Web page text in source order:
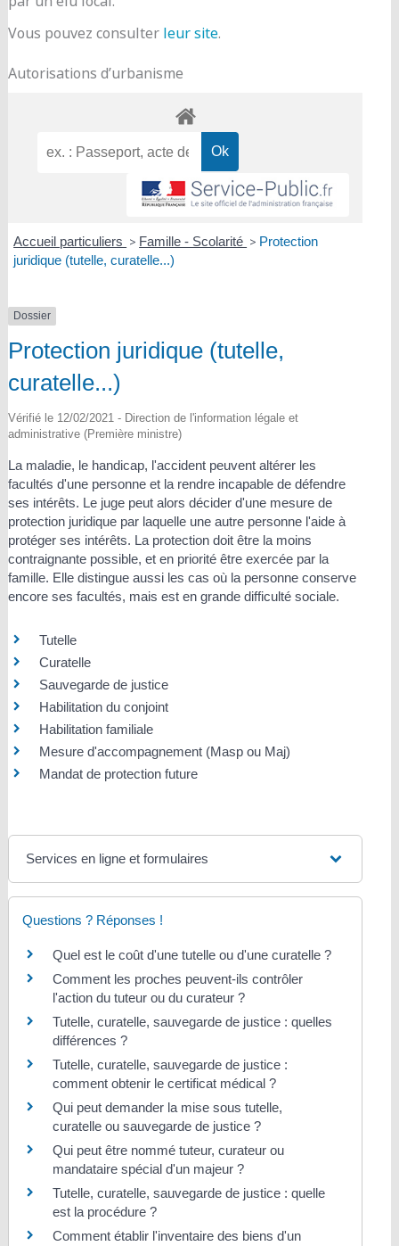
Vous pouvez consulter leur site.
Autorisations d’urbanisme
Accueil particuliers > Famille - Scolarité > Protection
juridique (tutelle, curatelle...)
Dossier
Protection juridique (tutelle,
curatelle...)
Vérifié le 12/02/2021 - Direction de l'information légale et
administrative (Première ministre)
La maladie, le handicap, l'accident peuvent altérer les
facultés d'une personne et la rendre incapable de défendre
ses intérêts. Le juge peut alors décider d'une mesure de
protection juridique par laquelle une autre personne l'aide à
protéger ses intérêts. La protection doit être la moins
contraignante possible, et en priorité être exercée par la
famille. Elle distingue aussi les cas où la personne conserve
encore ses facultés, mais est en grande difficulté sociale.
Tutelle
Curatelle
Sauvegarde de justice
Habilitation du conjoint
Habilitation familiale
Mesure d'accompagnement (Masp ou Maj)
Mandat de protection future
Services en ligne et formulaires
Questions ? Réponses !
Quel est le coût d'une tutelle ou d'une curatelle ?
Comment les proches peuvent-ils contrôler
l'action du tuteur ou du curateur ?
Tutelle, curatelle, sauvegarde de justice : quelles
différences ?
Tutelle, curatelle, sauvegarde de justice :
comment obtenir le certificat médical ?
Qui peut demander la mise sous tutelle,
curatelle ou sauvegarde de justice ?
Qui peut être nommé tuteur, curateur ou
mandataire spécial d'un majeur ?
Tutelle, curatelle, sauvegarde de justice : quelle
est la procédure ?
Comment établir l'inventaire des biens d'un